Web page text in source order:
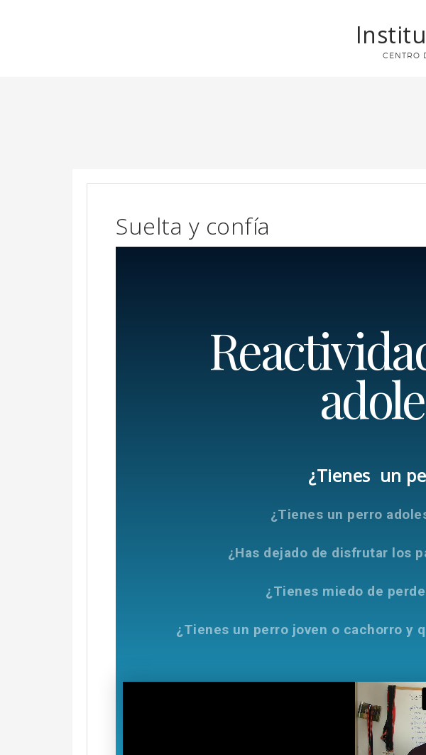
CENTRO
Suelta y confía
¿Tienes un
¿Tienes un perro
¿Has dejado de disfrutar los
¿Tienes miedo de
¿Tienes un perro joven o cachorro y